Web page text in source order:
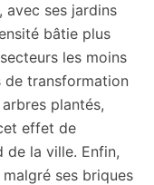
, avec ses jardins
bâtie plus
les moins
de transformation
plantés,
effet de
de la ville. Enfin,
ses briques